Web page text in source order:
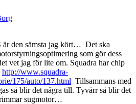
är den sämsta jag kört… Det ska
som gör dess
vet jag för lite om. Squadra har chip
http://www.squadra-
175/auto/137.html Tillsammans med
så blir det några till. Tyvärr så blir det
sugmotor…